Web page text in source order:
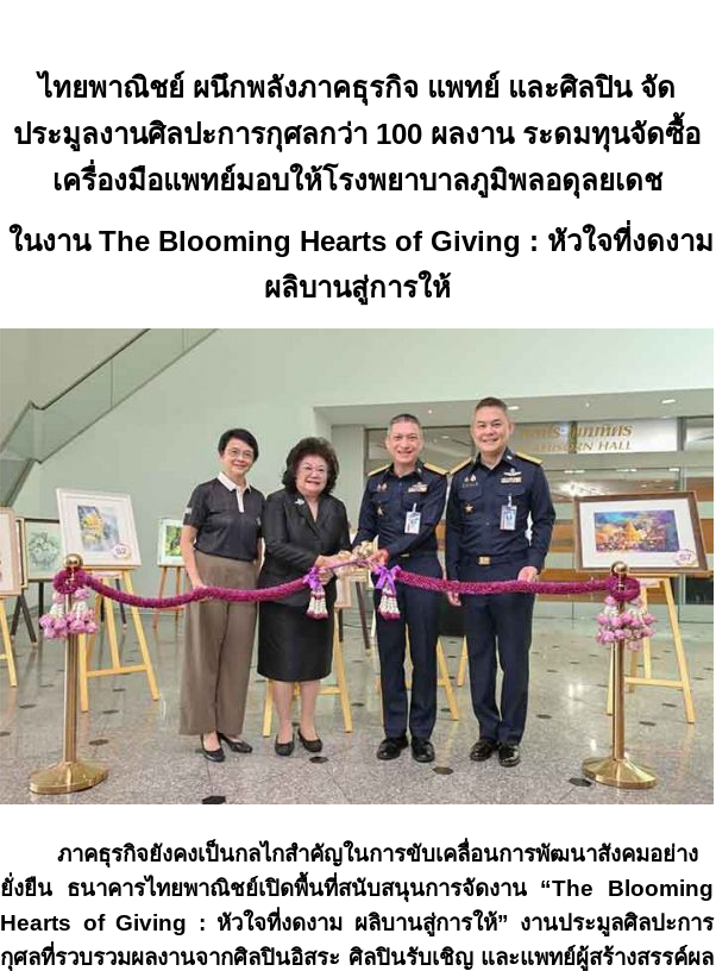
ไทยพาณิชย์ ผนึกพลังภาคธุรกิจ แพทย์ และศิลปิน จัด
ประมูลงานศิลปะการกุศลกว่า 100 ผลงาน ระดมทุนจัดซื้อ
เครื่องมือแพทย์มอบให้โรงพยาบาลภูมิพลอดุลยเดช
ในงาน The Blooming Hearts of Giving : หัวใจที่งดงาม
ผลิบานสู่การให้
ภาคธุรกิจยังคงเป็นกลไกสำคัญในการขับเคลื่อนการพัฒนาสังคมอย่าง
ยั่งยืน ธนาคารไทยพาณิชย์เปิดพื้นที่สนับสนุนการจัดงาน “The Blooming
Hearts of Giving : หัวใจที่งดงาม ผลิบานสู่การให้” งานประมูลศิลปะการ
กุศลที่รวบรวมผลงานจากศิลปินอิสระ ศิลปินรับเชิญ และแพทย์ผู้สร้างสรรค์ผล